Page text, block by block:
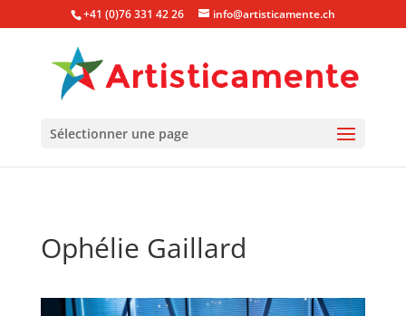
+41 (0)76 331 42 26 info@artisticamente.ch
Sélectionner une page
Ophélie Gaillard